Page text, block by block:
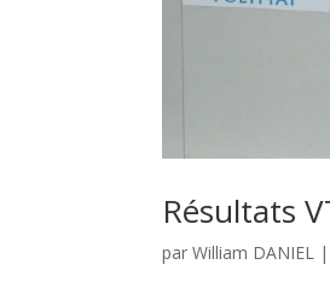
Résultats
parWilliam DANIEL |